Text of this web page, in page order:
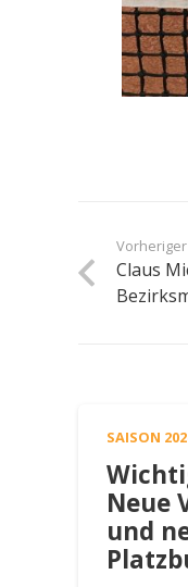
Claus
SAISON
Neue
und